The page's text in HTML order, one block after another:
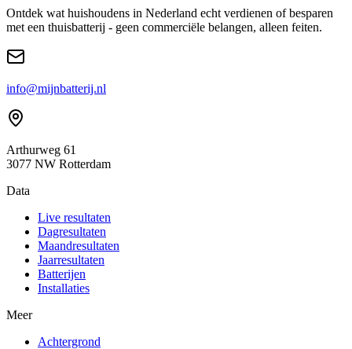
Ontdek wat huishoudens in Nederland echt verdienen of besparen
met een thuisbatterij - geen commerciële belangen, alleen feiten.
info@mijnbatterij.nl
Arthurweg 61
3077 NW Rotterdam
Data
Live resultaten
Dagresultaten
Maandresultaten
Jaarresultaten
Batterijen
Installaties
Meer
Achtergrond